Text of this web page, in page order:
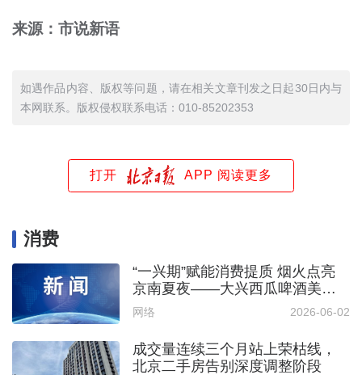
来源：市说新语
如遇作品内容、版权等问题，请在相关文章刊发之日起30日内与
本网联系。版权侵权联系电话：010-85202353
打开 APP 阅读更多
消费
“一兴期”赋能消费提质 烟火点亮
京南夏夜——大兴西瓜啤酒美食
嘉年华激活消费新动能
网络 2026-06-02
成交量连续三个月站上荣枯线，
北京二手房告别深度调整阶段